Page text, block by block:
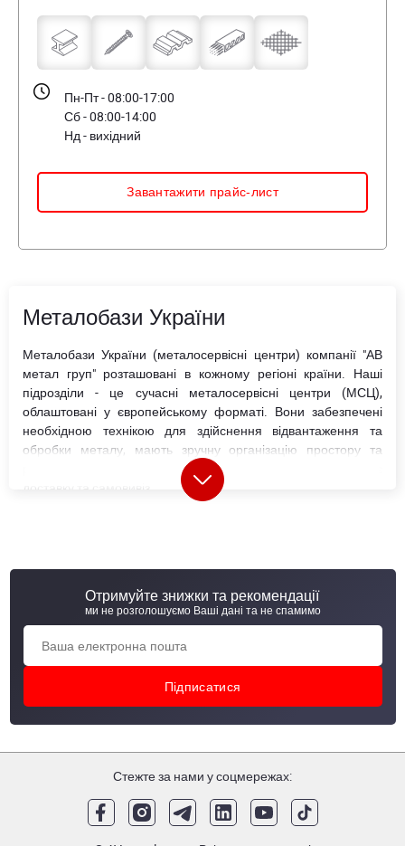
Пн-Пт - 08:00-17:00
Сб - 08:00-14:00
Нд - вихідний
Завантажити прайс-лист
Металобази України
Металобази України (металосервісні центри) компанії "АВ
метал груп" розташовані в кожному регіоні країни. Наші
підрозділи - це сучасні металосервісні центри (МСЦ),
облаштовані у європейському форматі. Вони забезпечені
необхідною технікою для здійснення відвантаження та
обробки металу, мають зручну організацію простору та
розширені зони для в'їзду транспорту, що значно спрощує
доставку та самовивіз.
категорій металопродукції, а також реалізує товари
провідних українських та світових виробників.
Металобази і металосервісні центри АВ
метал груп
"АВ метал груп" оновила формат своїх відділень, змінивши
можливостями надання послуг. Крім складу металевої
продукції та продажів, в металлосервісних центрах
здійснюється пер винна обробка металу. "АВ металл групп"
Отримуйте знижки та рекомендації
ми не розголошуємо Ваші дані та не спамимо
Стежте за нами у соцмережах: